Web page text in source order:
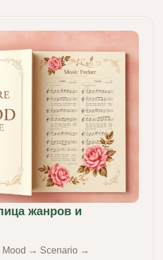
жанров и
Mood → Scenario →